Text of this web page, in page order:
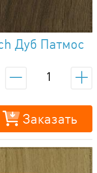
Дуб Патмос
Заказать